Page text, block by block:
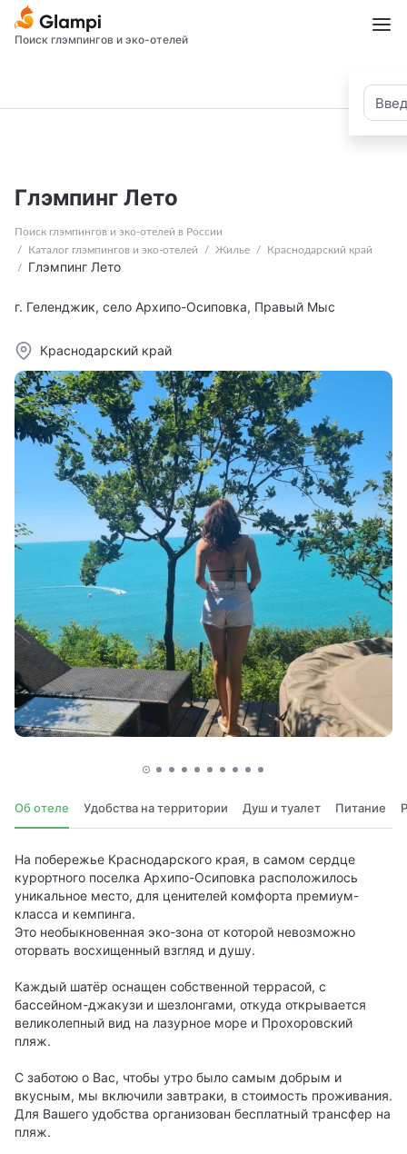
Поиск глэмпингов и эко-отелей
Глэмпинг Лето
Поиск глэмпингов и эко-отелей в России
Каталог глэмпингов и эко-отелей
Жилье Краснодарский край
Глэмпинг Лето
г. Геленджик, село Архипо-Осиповка, Правый Мыс
Краснодарский край
Об отеле Удобства на территории Душ и туалет Питание
На побережье Краснодарского края, в самом сердце
курортного поселка Архипо-Осиповка расположилось
уникальное место, для ценителей комфорта премиум-
класса и кемпинга.
Это необыкновенная эко-зона от которой невозможно
оторвать восхищенный взгляд и душу.
Каждый шатёр оснащен собственной террасой, с
бассейном-джакузи и шезлонгами, откуда открывается
великолепный вид на лазурное море и Прохоровский
пляж.
С заботою о Вас, чтобы утро было самым добрым и
вкусным, мы включили завтраки, в стоимость проживания.
Для Вашего удобства организован бесплатный трансфер на
пляж.